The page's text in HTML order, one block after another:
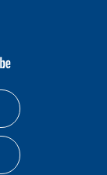
youtube-